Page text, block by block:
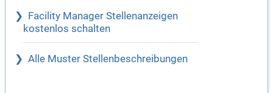
Facility Manager Stellenanzeigen
kostenlos schalten
Alle Muster Stellenbeschreibungen